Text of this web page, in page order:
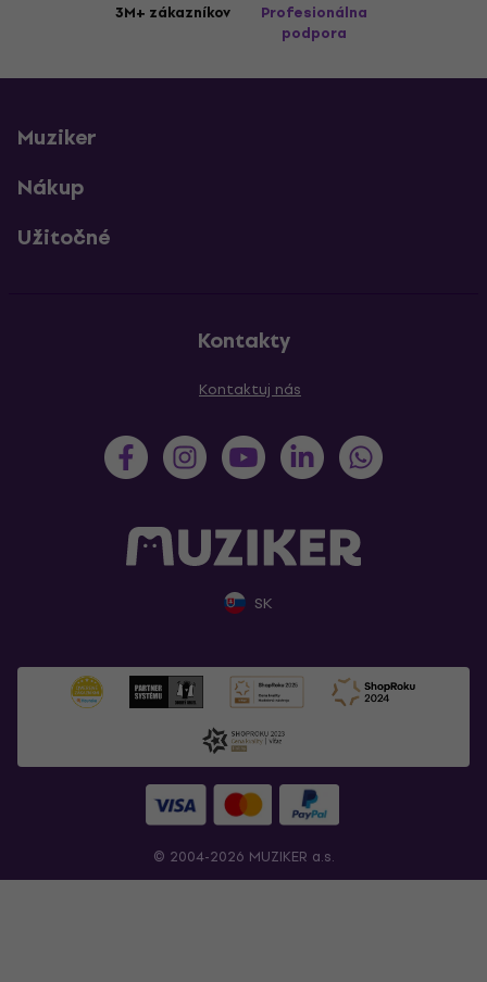
3M+ zákazníkov
Profesionálna
podpora
Muziker
Nákup
Užitočné
Kontakty
Kontaktuj nás
SK
© 2004-2026 MUZIKER a.s.